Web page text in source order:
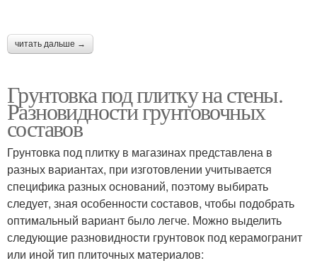
читать дальше →
Грунтовка под плитку на стены.
Разновидности грунтовочных
составов
Грунтовка под плитку в магазинах представлена в
разных вариантах, при изготовлении учитывается
специфика разных оснований, поэтому выбирать
следует, зная особенности составов, чтобы подобрать
оптимальный вариант было легче. Можно выделить
следующие разновидности грунтовок под керамогранит
или иной тип плиточных материалов: